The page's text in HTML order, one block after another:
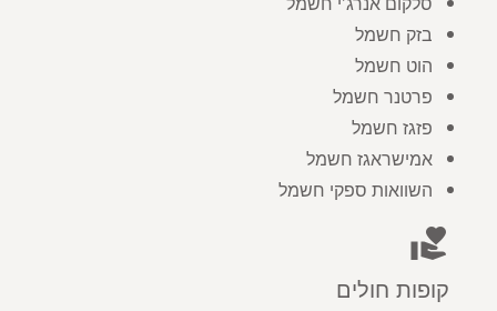
בזק חשמל
הוט חשמל
פרטנר חשמל
פזגז חשמל
אמישראגז חשמל
השוואות ספקי חשמל
volunteer_activism
קופות חולים